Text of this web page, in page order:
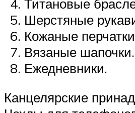
Титановые
Шерстяные
Кожаные
Вязаные шапочки.
Ежедневники.
Канцелярские